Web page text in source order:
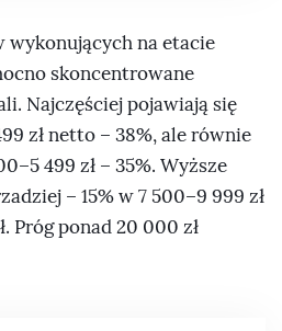
na etacie
skoncentrowane
Najczęściej pojawiają się
zł netto – 38%, ale równie
499 zł – 35%. Wyższe
– 15% w 7 500–9 999 zł
Próg ponad 20 000 zł